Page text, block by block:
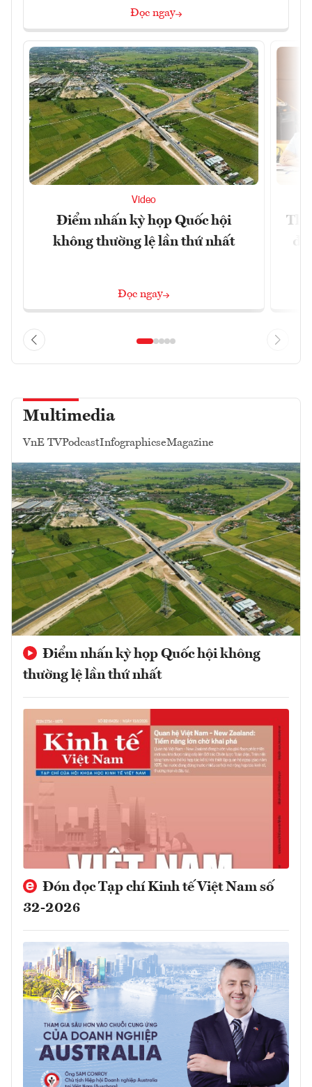
Đọc ngay
Video
Điểm nhấn kỳ họp Quốc hội
không thường lệ lần thứ nhất
Đọc ngay
để
Multimedia
VnE TVPodcastInfographicseMagazine
Điểm nhấn kỳ họp Quốc hội không
thường lệ lần thứ nhất
Đón đọc Tạp chí Kinh tế Việt Nam số
32-2026